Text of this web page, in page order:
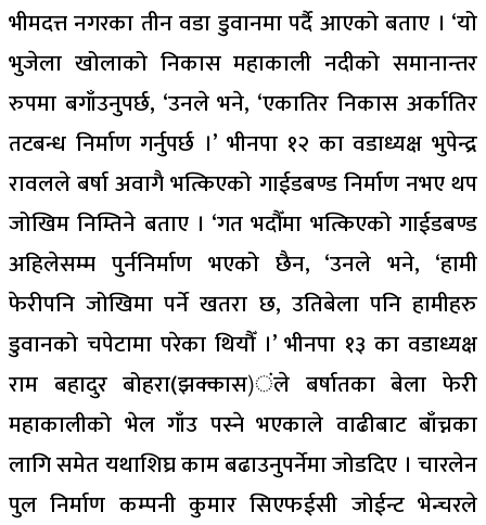
भीमदत्त नगरका तीन वडा डुवानमा पर्दै आएको बताए । ‘यो
भुजेला खोलाको निकास महाकाली नदीको समानान्तर
रुपमा बगाँउनुपर्छ, ‘उनले भने, ‘एकातिर निकास अर्कातिर
तटबन्ध निर्माण गर्नुपर्छ ।’ भीनपा १२ का वडाध्यक्ष भुपेन्द्र
रावलले बर्षा अवागै भत्किएको गाईडबण्ड निर्माण नभए थप
जोखिम निम्तिने बताए । ‘गत भदौँमा भत्किएको गाईडबण्ड
अहिलेसम्म पुर्ननिर्माण भएको छैन, ‘उनले भने, ‘हामी
फेरीपनि जोखिमा पर्ने खतरा छ, उतिबेला पनि हामीहरु
डुवानको चपेटामा परेका थियौँ ।’ भीनपा १३ का वडाध्यक्ष
राम बहादुर बोहरा(झक्कास)ंले बर्षातका बेला फेरी
महाकालीको भेल गाँउ पस्ने भएकाले वाढीबाट बाँच्नका
लागि समेत यथाशिघ्र काम बढाउनुपर्नेमा जोडदिए । चारलेन
पुल निर्माण कम्पनी कुमार सिएफईसी जोईन्ट भेन्चरले